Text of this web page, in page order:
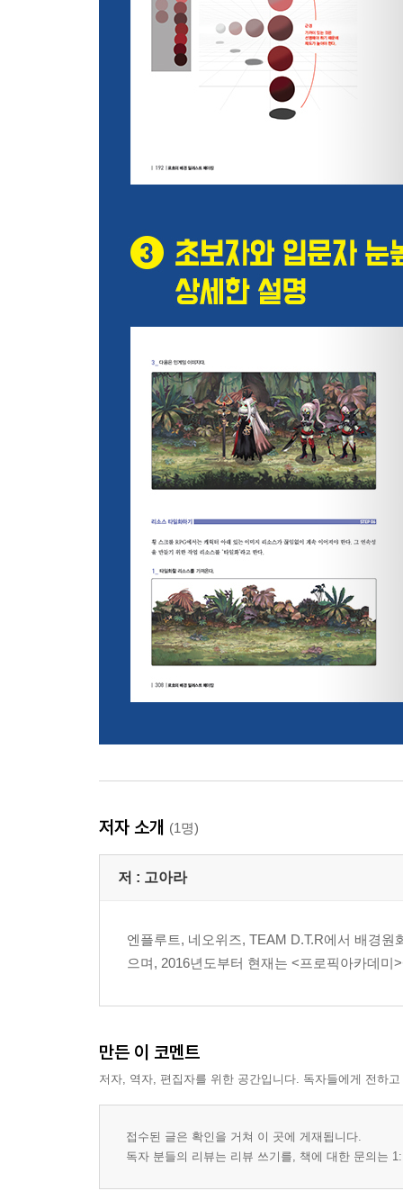
STEP 02. 사진 참고해 흑백으로 그리기
Part 5. 색과 질감
STEP 03. 팔레트와 배색
STEP 04. 추가 레퍼런스
STEP 01. 빛의 원리
STEP 02. 재질에 따른 빛의 반사
Part 6. 실전 작업 과정
공중 정원
STEP 01. 기본 명도 정리
STEP 02. 초벌 채색 1 - 전체 분위기
STEP 03. 초벌 채색 2 - 근경의 입체 정리
STEP 05. 초벌 채색 3 - 큰 오브젝트 형태 정리
STEP 06. 디테일 채색 1 - 실루엣과 세부적인 형태
STEP 07. 디테일 채색 2 - 원경
STEP 08. 디테일 채색 3 - 다시 근경으로
STEP 09. 완성도 높이기 1 - 밀도와 외곽선 정리
STEP 10. 완성도 높이기 2 - 명암 대비와 색상 대
STEP 01. 스케치와 명암
STEP 04. 마무리
STEP 05. 리소스 베리에이션을 위한 보정
STEP 01. 구상
STEP 02. 시안
STEP 04. 디테일 업
STEP 06. 리소스 타일화하기
STEP 02. 컬러 시안
STEP 04. 완성
저자 소개 (1명)
저 : 고아라
엔플루트, 네오위즈, TEAM D.T.R에서 배경
으며, 2016년도부터 현재는 <프로픽아카데
만든 이 코멘트
저자, 역자, 편집자를 위한 공간입니다. 독자들에게 전하
접수된 글은 확인을 거쳐 이 곳에 게재됩니다.
독자 분들의 리뷰는 리뷰 쓰기를, 책에 대한 문의는